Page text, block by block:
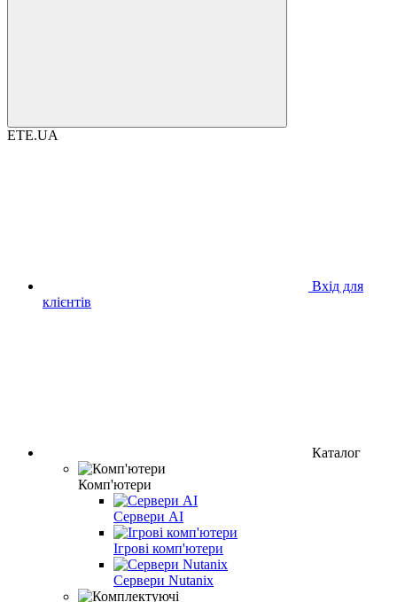
ETE.UA
Вхід для
клієнтів
Каталог
Комп'ютери
Сервери AI
Ігрові комп'ютери
Сервери Nutanix